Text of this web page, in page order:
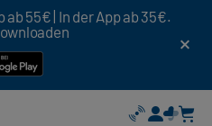
55€ | In der App ab 35€.